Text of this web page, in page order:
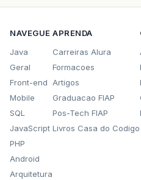
NAVEGUE
Java
Geral
Front-end
Mobile
SQL
JavaScript
PHP
Android
Arquitetura
APRENDA
Carreiras Alura
Formacoes
Artigos
Graduacao FIAP
Pos-Tech FIAP
Livros Casa do Codigo